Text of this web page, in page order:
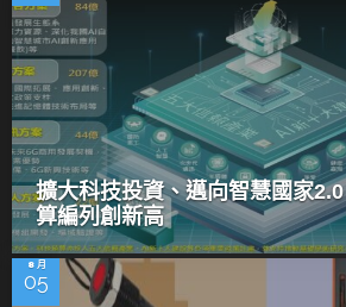
擴大科技投資、邁向智慧國家
算編列創新高
8 月
05